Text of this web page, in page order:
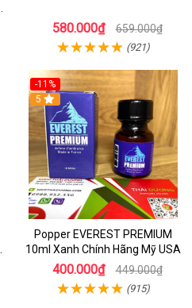
580.000₫ 659.000₫
(921)
-11%
5
Popper EVEREST PREMIUM
10ml Xanh Chính Hãng Mỹ USA
400.000₫ 449.000₫
(915)